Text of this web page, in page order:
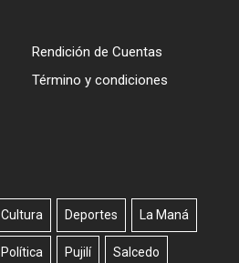
Rendición de Cuentas
Término y condiciones
Cultura Deportes La Maná
Política Pujilí Salcedo